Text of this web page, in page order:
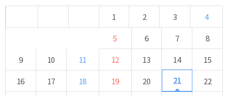
1 2 3
4
5
6 7
8
9
10 11 12 13 14
15
16
17 18 19 20 21
22